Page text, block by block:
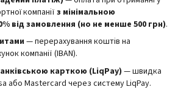
компанії з мінімальною
від замовлення (но не менше 500 грн).
— перерахування коштів на
компанії (IBAN).
карткою (LiqPay) — швидка
або Mastercard через систему LiqPay.